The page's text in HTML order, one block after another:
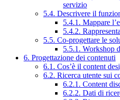
servizio
5.4. Descrivere il
5.4.1. Mappare
5.4.2.
5.5. Co-progettare le
5.5.1. Workshop
6. Progettazione dei contenuti
6.1. Cos’è il content
6.2. Ricerca utente sui
6.2.1. Content
6.2.2. Dati di